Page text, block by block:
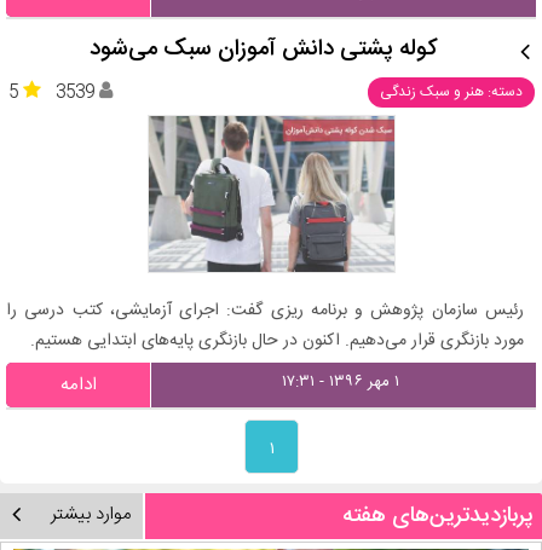
کوله‌ پشتی‌ دانش آموزان سبک می‌شود
دسته: هنر و سبک زندگی 5 3539
رئیس سازمان پژوهش و برنامه ریزی گفت: اجرای آزمایشی، کتب درسی را
مورد بازنگری قرار می‌دهیم. اکنون در حال بازنگری پایه‌های ابتدایی هستیم.
۱ مهر ۱۳۹۶ - ۱۷:۳۱ ادامه
۱
پربازدیدترین‌های هفته موارد بیشتر